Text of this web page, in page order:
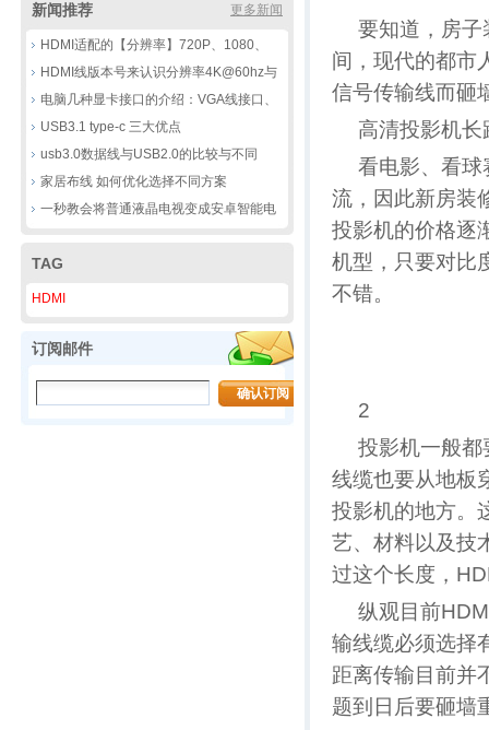
新闻推荐 更多新闻
HDMI适配的【分辨率】720P、1080、
4K，8k到底有那些不同
HDMI线版本号来认识分辨率4K@60hz与
30HZ的区别
电脑几种显卡接口的介绍：VGA线接口、
DVI线接口、HDMI线接口、DP线接口
USB3.1 type-c 三大优点
usb3.0数据线与USB2.0的比较与不同
家居布线 如何优化选择不同方案
一秒教会将普通液晶电视变成安卓智能电
TAG
HDMI
订阅邮件
要知道，房
间，现代的都市
信号传输线而砸
高清投影机
看电影、看
流，因此新房装
投影机的价格逐
机型，只要对比
不错。
2
投影机一般
线缆也要从地板
投影机的地方。
艺、材料以及技
过这个长度，
纵观目前
输线缆必须选择
距离传输目前并
题到日后要砸墙